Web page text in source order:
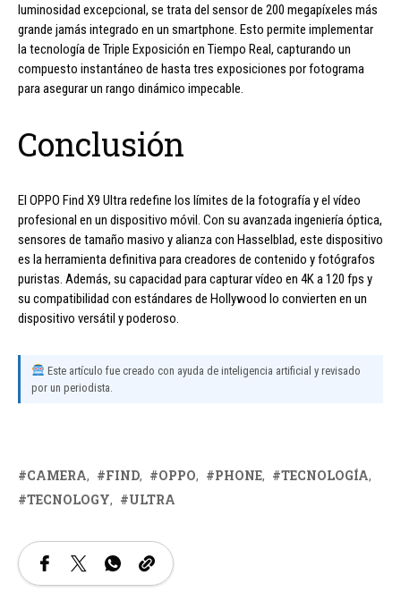
luminosidad excepcional, se trata del sensor de 200 megapíxeles más
grande jamás integrado en un smartphone. Esto permite implementar
la tecnología de Triple Exposición en Tiempo Real, capturando un
compuesto instantáneo de hasta tres exposiciones por fotograma
para asegurar un rango dinámico impecable.
Conclusión
El OPPO Find X9 Ultra redefine los límites de la fotografía y el vídeo
profesional en un dispositivo móvil. Con su avanzada ingeniería óptica,
sensores de tamaño masivo y alianza con Hasselblad, este dispositivo
es la herramienta definitiva para creadores de contenido y fotógrafos
puristas. Además, su capacidad para capturar vídeo en 4K a 120 fps y
su compatibilidad con estándares de Hollywood lo convierten en un
dispositivo versátil y poderoso.
Este artículo fue creado con ayuda de inteligencia artificial y revisado
por un periodista.
CAMERA FIND OPPO PHONE
TECNOLOGÍA
TECNOLOGY
ULTRA